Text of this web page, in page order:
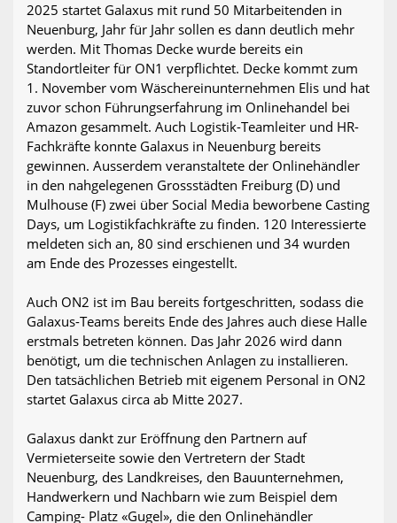
2025 startet Galaxus mit rund 50 Mitarbeitenden in
Neuenburg, Jahr für Jahr sollen es dann deutlich mehr
werden. Mit Thomas Decke wurde bereits ein
Standortleiter für ON1 verpflichtet. Decke kommt zum
1. November vom Wäschereinunternehmen Elis und hat
zuvor schon Führungserfahrung im Onlinehandel bei
Amazon gesammelt. Auch Logistik-Teamleiter und HR-
Fachkräfte konnte Galaxus in Neuenburg bereits
gewinnen. Ausserdem veranstaltete der Onlinehändler
in den nahgelegenen Grossstädten Freiburg (D) und
Mulhouse (F) zwei über Social Media beworbene Casting
Days, um Logistikfachkräfte zu finden. 120 Interessierte
meldeten sich an, 80 sind erschienen und 34 wurden
am Ende des Prozesses eingestellt.
Auch ON2 ist im Bau bereits fortgeschritten, sodass die
Galaxus-Teams bereits Ende des Jahres auch diese Halle
erstmals betreten können. Das Jahr 2026 wird dann
benötigt, um die technischen Anlagen zu installieren.
Den tatsächlichen Betrieb mit eigenem Personal in ON2
startet Galaxus circa ab Mitte 2027.
Galaxus dankt zur Eröffnung den Partnern auf
Vermieterseite sowie den Vertretern der Stadt
Neuenburg, des Landkreises, den Bauunternehmen,
Handwerkern und Nachbarn wie zum Beispiel dem
Camping- Platz «Gugel», die den Onlinehändler